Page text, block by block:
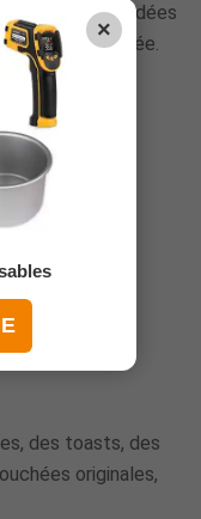
pas mal d'idées
long de l'année.
des toasts, des
originales,
×